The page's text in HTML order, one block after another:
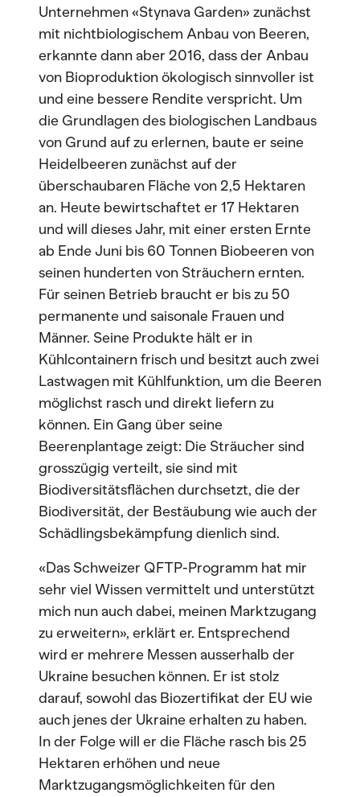
Unternehmen «Stynava Garden» zunächst
mit nichtbiologischem Anbau von Beeren,
erkannte dann aber 2016, dass der Anbau
von Bioproduktion ökologisch sinnvoller ist
und eine bessere Rendite verspricht. Um
die Grundlagen des biologischen Landbaus
von Grund auf zu erlernen, baute er seine
Heidelbeeren zunächst auf der
überschaubaren Fläche von 2,5 Hektaren
an. Heute bewirtschaftet er 17 Hektaren
und will dieses Jahr, mit einer ersten Ernte
ab Ende Juni bis 60 Tonnen Biobeeren von
seinen hunderten von Sträuchern ernten.
Für seinen Betrieb braucht er bis zu 50
permanente und saisonale Frauen und
Männer. Seine Produkte hält er in
Kühlcontainern frisch und besitzt auch zwei
Lastwagen mit Kühlfunktion, um die Beeren
möglichst rasch und direkt liefern zu
können. Ein Gang über seine
Beerenplantage zeigt: Die Sträucher sind
grosszügig verteilt, sie sind mit
Biodiversitätsflächen durchsetzt, die der
Biodiversität, der Bestäubung wie auch der
Schädlingsbekämpfung dienlich sind.
«Das Schweizer QFTP-Programm hat mir
sehr viel Wissen vermittelt und unterstützt
mich nun auch dabei, meinen Marktzugang
zu erweitern», erklärt er. Entsprechend
wird er mehrere Messen ausserhalb der
Ukraine besuchen können. Er ist stolz
darauf, sowohl das Biozertifikat der EU wie
auch jenes der Ukraine erhalten zu haben.
In der Folge will er die Fläche rasch bis 25
Hektaren erhöhen und neue
Marktzugangsmöglichkeiten für den